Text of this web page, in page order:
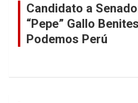
Candidato a
“Pepe” Gallo
Podemos Perú